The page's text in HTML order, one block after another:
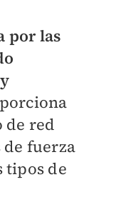
por las
de red
fuerza
tipos de